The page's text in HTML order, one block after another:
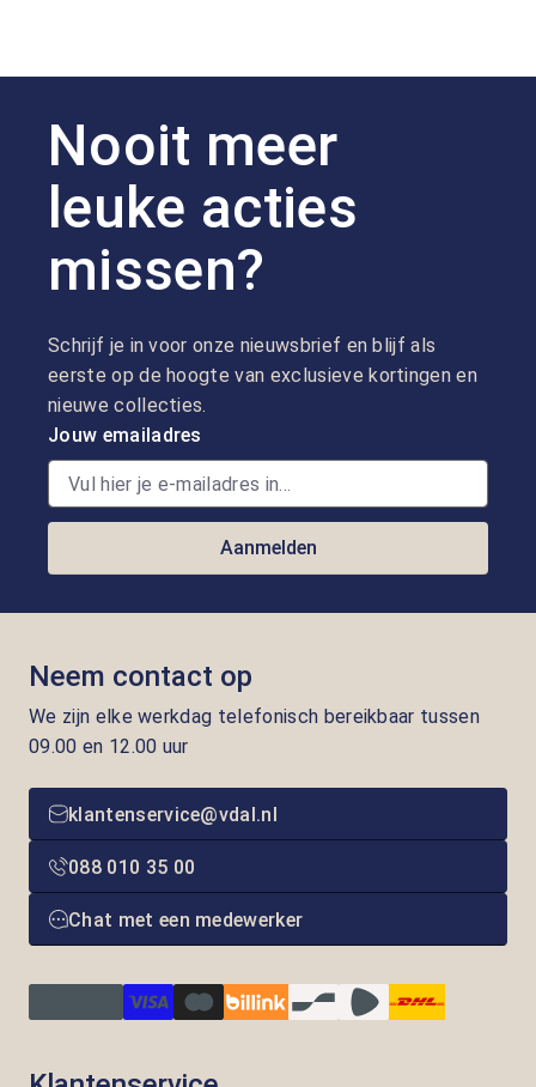
Nooit meer
leuke acties
missen?
Schrijf je in voor onze nieuwsbrief en blijf als
eerste op de hoogte van exclusieve kortingen en
nieuwe collecties.
Jouw emailadres
Aanmelden
Neem contact op
We zijn elke werkdag telefonisch bereikbaar tussen
09.00 en 12.00 uur
klantenservice@vdal.nl
088 010 35 00
Chat met een medewerker